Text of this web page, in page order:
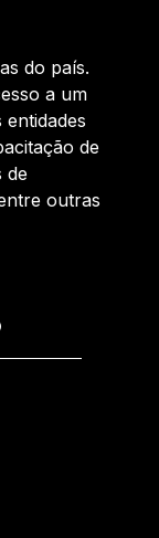
do país.
a um
de
de
outras